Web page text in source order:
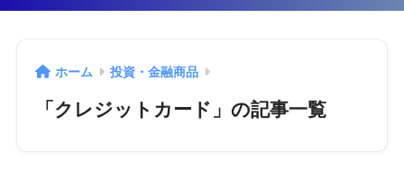
ホーム 投資・金融商品
「クレジットカード」の記事一覧